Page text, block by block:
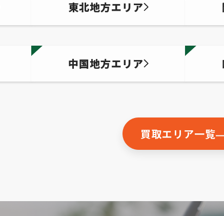
東北地方エリア
中国地方エリア
買取エリア一覧